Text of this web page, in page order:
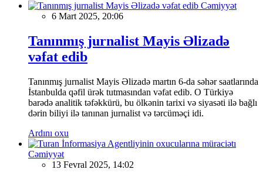
Cəmiyyət
6 Mart 2025, 20:06
Tanınmış jurnalist Mayis Əlizadə
vəfat edib
Tanınmış jurnalist Mayis Əlizadə martın 6-da səhər saatlarında
İstanbulda qəfil ürək tutmasından vəfat edib. O Türkiyə
barədə analitik təfəkkürü, bu ölkənin tarixi və siyasəti ilə bağlı
dərin biliyi ilə tanınan jurnalist və tərcüməçi idi.
Ardını oxu
Cəmiyyət
13 Fevral 2025, 14:02